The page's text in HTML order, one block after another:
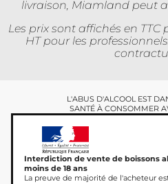
livraison, Miamland peut
Les prix sont affichés en
HT pour les
L'ABUS D'ALCOOL EST
SANTÉ À CONSOMMER
Interdiction de vente de boissons
moins de 18 ans
La preuve de majorité de l'acheteur